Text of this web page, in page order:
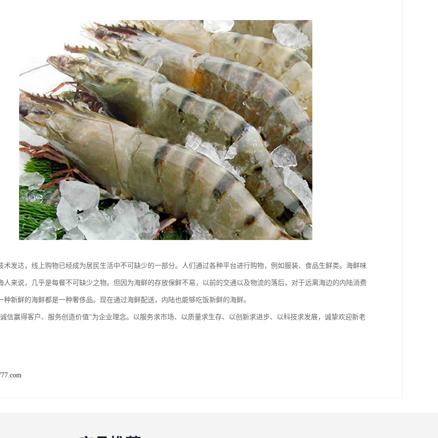
术发达，线上购物已经成为居民生活中不可缺少的一部分。人们通过各种平台进行购物，例如服装、食品生鲜类。海鲜味
人来说，几乎是每餐不可缺少之物。但因为海鲜的存放保鲜不易，以前的交通以及物流的落后，对于远离海边的内陆消费
种新鲜的海鲜都是一种奢侈品。现在通过海鲜配送，内陆也能够吃饭新鲜的海鲜。
信赢得客户、服务创造价值”为企业理念。以服务求市场、以质量求生存、以创新求进步、以科技求发展，诚挚欢迎新老